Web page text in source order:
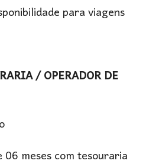
para viagens
/ OPERADOR DE
meses com tesouraria